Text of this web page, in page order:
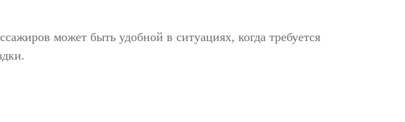
может быть удобной в ситуациях, когда требуется